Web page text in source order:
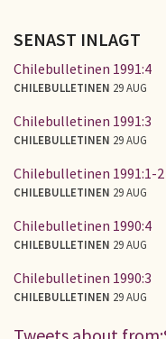
SENAST INLAGT
Chilebulletinen 1991:4
CHILEBULLETINEN 29 AUG
Chilebulletinen 1991:3
CHILEBULLETINEN 29 AUG
Chilebulletinen 1991:1-2
CHILEBULLETINEN 29 AUG
Chilebulletinen 1990:4
CHILEBULLETINEN 29 AUG
Chilebulletinen 1990:3
CHILEBULLETINEN 29 AUG
Tweets about